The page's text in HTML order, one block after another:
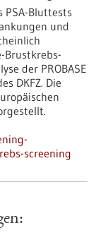
PSA-Bluttests
und
Brustkrebs-
der PROBASE
DKFZ. Die
screening